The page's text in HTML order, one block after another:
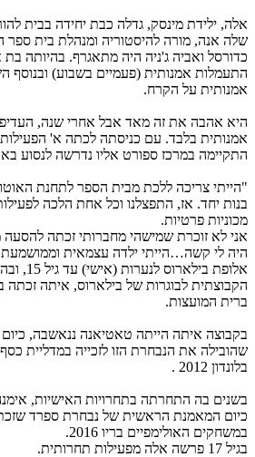
ילידת מינסק, גדלה כבת יחידה בבית
אנה, מורה להיסטוריה ומנהלת בית ספר
ואביה ג'ניה היה מתאגרף. בהיותה בת
אמנותית (פעמיים בשבוע) ובנוסף
על הקרח.
אהבה את זה מאד אבל אחרי שנה,
בלבד. עם כניסתה לכתה א' הפעילות
במרכז ספורט אליו נדרשה לנסוע
צריכה ללכת מבית הספר לתחנת
יחד. אז, התפצלנו וכל אחת הלכה לפעילות
פרטיות.
לא זוכרת שמישהי מחברותי זכתה להסעה
לי קשה…הייתי ילדה עצמאית
אלופת
לבוגרות של בילארוס, איתה זכתה
המועצות.
איתה הייתה טאטיאנה ננאשבה, כיום
את הנבחרת הזו לזכייה במדליית כסף
2012 .
בה התחרתה בתחרויות האישיות,
המאמנת הראשית של נבחרת ספרד
האולימפיים בריו 2016.
פרשה אלה מפעילות תחרותית.